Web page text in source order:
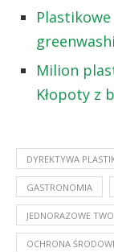
Plastikowe
Milion
Kłopoty z
DYREKTYWA
GASTRONOMIA
JEDNORAZOWE
OCHRONA